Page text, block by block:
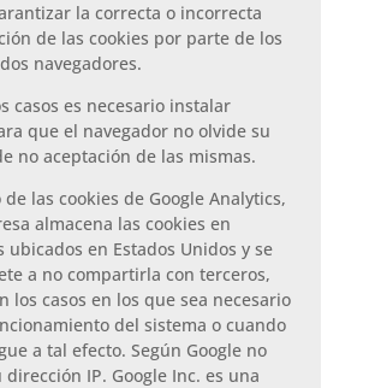
la correcta o incorrecta
de las cookies por parte de los
navegadores.
casos es necesario instalar
que el navegador no olvide su
no aceptación de las mismas.
de las cookies de Google Analytics,
almacena las cookies en
ubicados en Estados Unidos y se
a no compartirla con terceros,
los casos en los que sea necesario
del sistema o cuando
a tal efecto. Según Google no
IP. Google Inc. es una